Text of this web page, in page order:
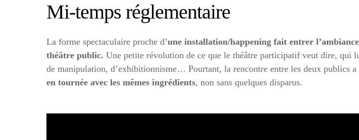
Mi-temps réglementaire
La forme spectaculaire proche d’une installation/happening fait entrer
théâtre public. Une petite révolution de ce que le théâtre participatif veut dire, qui
de manipulation, d’exhibitionnisme… Pourtant, la rencontre entre les deux publics
en tournée avec les mêmes ingrédients, non sans quelques disparus.